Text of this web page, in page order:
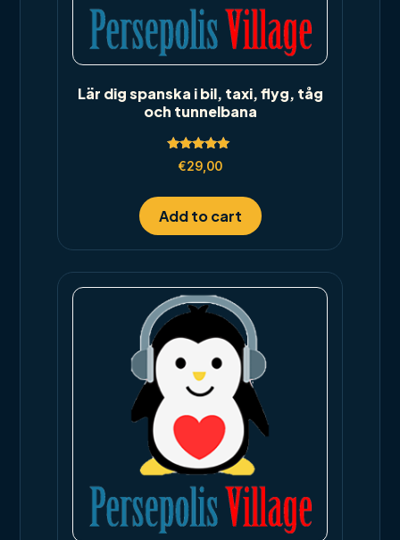
Lär dig spanska i bil, taxi, flyg, tåg
och tunnelbana
Rated
5.00
€29,00
Add to cart